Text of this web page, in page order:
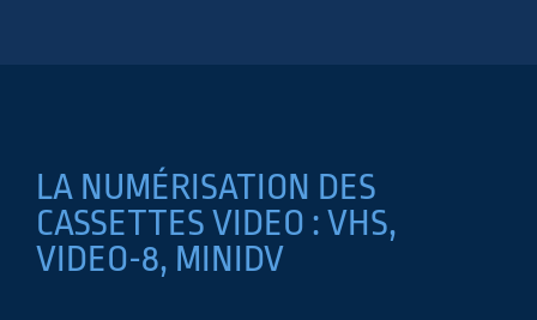
LA NUMÉRISATION DES
CASSETTES VIDEO : VHS,
VIDEO-8, MINIDV